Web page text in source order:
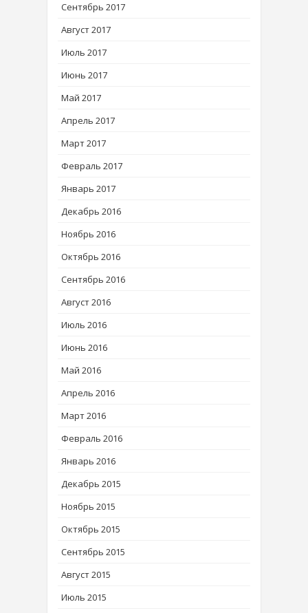
Сентябрь 2017
Август 2017
Июль 2017
Июнь 2017
Май 2017
Апрель 2017
Март 2017
Февраль 2017
Январь 2017
Декабрь 2016
Ноябрь 2016
Октябрь 2016
Сентябрь 2016
Август 2016
Июль 2016
Июнь 2016
Май 2016
Апрель 2016
Март 2016
Февраль 2016
Январь 2016
Декабрь 2015
Ноябрь 2015
Октябрь 2015
Сентябрь 2015
Август 2015
Июль 2015